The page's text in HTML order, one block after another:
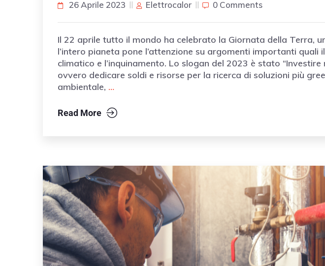
26 Aprile 2023 Elettrocalor 0 Comments
Il 22 aprile tutto il mondo ha celebrato la Giornata della Terra,
l’intero pianeta pone l’attenzione su argomenti importanti quali
climatico e l’inquinamento. Lo slogan del 2023 è stato “Investire
ovvero dedicare soldi e risorse per la ricerca di soluzioni più
ambientale, …
Read More